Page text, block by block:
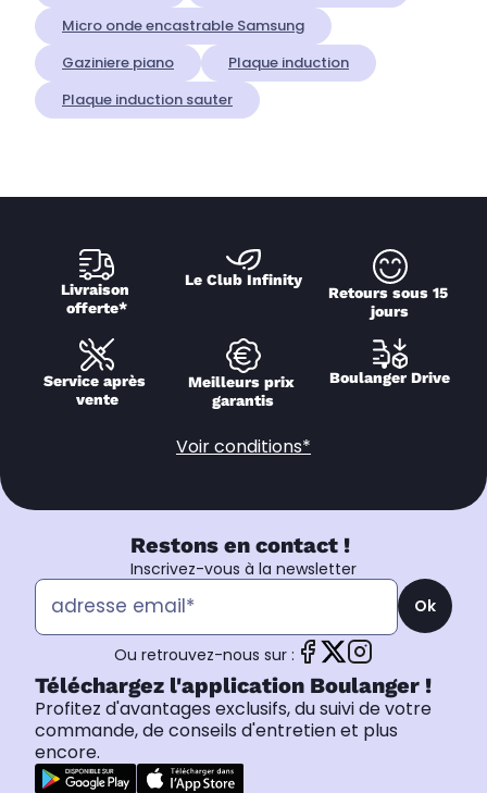
Micro onde encastrable Samsung
Gaziniere piano
Plaque induction
Plaque induction sauter
Livraison
offerte*
Le Club Infinity
Retours sous 15
jours
Service après
vente
Meilleurs prix
garantis
Boulanger Drive
Voir conditions*
Restons en contact !
Inscrivez-vous à la newsletter
Ok
Ou retrouvez-nous sur :
Téléchargez l'application Boulanger !
Profitez d'avantages exclusifs, du suivi de votre
commande, de conseils d'entretien et plus
encore.